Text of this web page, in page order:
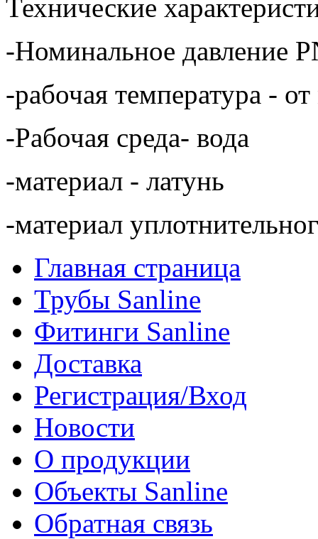
Технические
-Номинальное давление
-рабочая температура -
-Рабочая среда- вода
-материал - латунь
-материал
Главная страница
Трубы Sanline
Фитинги Sanline
Доставка
Регистрация/Вход
Новости
О продукции
Объекты Sanline
Обратная связь